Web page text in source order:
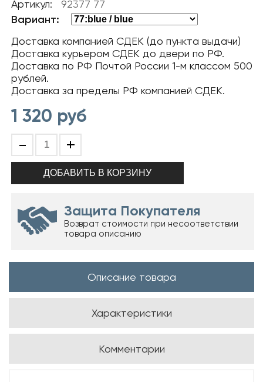
Артикул: 92377 77
Вариант:
Доставка компанией СДЕК (до пункта выдачи)
Доставка курьером СДЕК до двери по РФ.
Доставка по РФ Почтой России 1-м классом 500
рублей.
Доставка за пределы РФ компанией СДЕК.
1 320 руб
- +
Защита Покупателя
Возврат стоимости при несоответствии
товара описанию
Описание товара
Характеристики
Комментарии